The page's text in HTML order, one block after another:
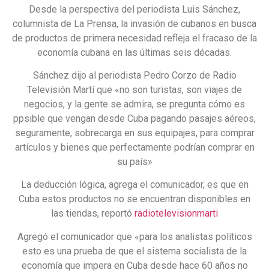
Desde la perspectiva del periodista Luis Sánchez,
columnista de La Prensa, la invasión de cubanos en busca
de productos de primera necesidad refleja el fracaso de la
economía cubana en las últimas seis décadas.
Sánchez dijo al periodista Pedro Corzo de Radio
Televisión Martí que «no son turistas, son viajes de
negocios, y la gente se admira, se pregunta cómo es
ppsible que vengan desde Cuba pagando pasajes aéreos,
seguramente, sobrecarga en sus equipajes, para comprar
artículos y bienes que perfectamente podrían comprar en
su país»
La deducción lógica, agrega el comunicador, es que en
Cuba estos productos no se encuentran disponibles en
las tiendas, reportó radiotelevisionmarti
Agregó el comunicador que «para los analistas políticos
esto es una prueba de que el sistema socialista de la
economía que impera en Cuba desde hace 60 años no